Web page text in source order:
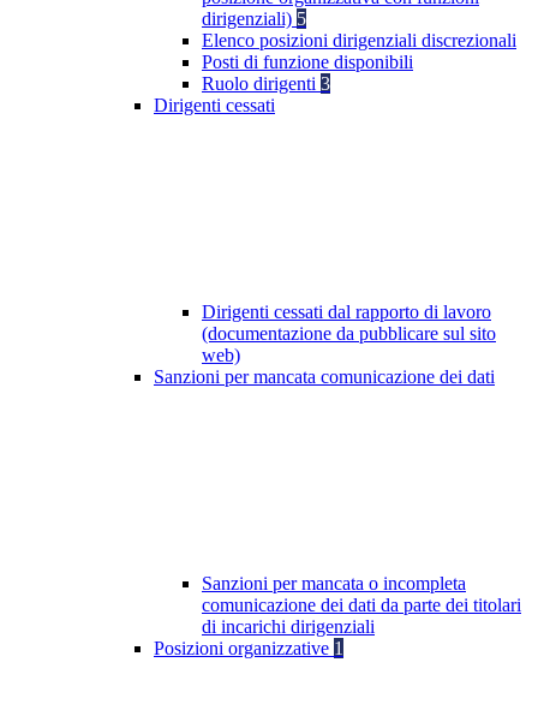
dirigenziali) 5
Elenco posizioni dirigenziali discrezionali
Posti di funzione disponibili
Ruolo dirigenti 3
Dirigenti cessati
Dirigenti cessati dal rapporto di lavoro
(documentazione da pubblicare sul sito
web)
Sanzioni per mancata comunicazione dei dati
Sanzioni per mancata o incompleta
comunicazione dei dati da parte dei titolari
di incarichi dirigenziali
Posizioni organizzative 1